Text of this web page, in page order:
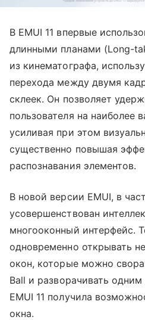
В EMUI 11 впервые
длинными планами (Long-
из кинематографа,
перехода между двумя
склеек. Он позволяет
пользователя на наиболее
усиливая при этом
существенно повышая
распознавания элементов.
В новой версии EMUI, в
усовершенствован
многооконный интерфейс.
одновременно открывать
окон, которые можно
Ball и разворачивать
EMUI 11 получила
окна.